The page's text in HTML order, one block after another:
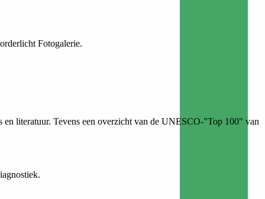
Fotogalerie.
literatuur. Tevens een overzicht van de UNESCO-"Top 100" van